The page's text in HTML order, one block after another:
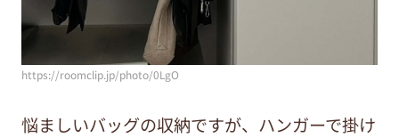
https://roomclip.jp/photo/0LgO
悩ましいバッグの収納ですが、ハンガーで掛け